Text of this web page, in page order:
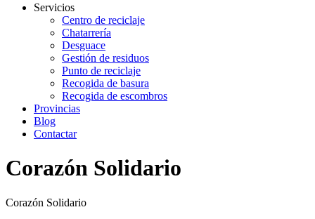
Servicios
Centro de reciclaje
Chatarrería
Desguace
Gestión de residuos
Punto de reciclaje
Recogida de basura
Recogida de escombros
Provincias
Blog
Contactar
Corazón Solidario
Corazón Solidario